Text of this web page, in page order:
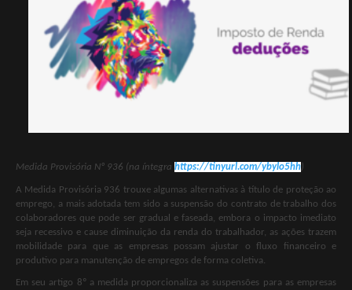
Medida Provisória Nº 936 (na íntegra https://tinyurl.com/ybylo5hh)
A Medida Provisória 936 trouxe algumas alternativas à título de proteção ao
emprego, a mais adotada tem sido a suspensão do contrato de trabalho dos
colaboradores que pode ser gradual e faseada, embora o impacto imediato
seja recessivo e cause diminuição da renda do trabalhador, as ações trazem
mobilidade para que as empresas possam ajustar o fluxo financeiro e
produtivo para manutenção de empregos de forma coletiva.
Em seu artigo 8º a medida proporcionaliza as suspensões para as empresas